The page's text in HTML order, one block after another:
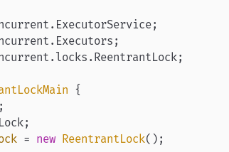
{
= new ReentrantLock();